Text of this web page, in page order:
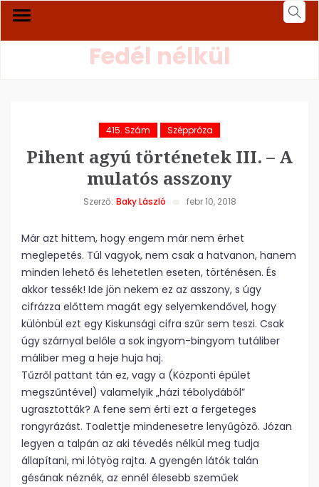
Fedél nélkül
415. Szám Széppróza
Pihent agyú történetek III. – A
mulatós asszony
Szerző: Baky László febr 10, 2018
Már azt hittem, hogy engem már nem érhet
meglepetés. Túl vagyok, nem csak a hatvanon, hanem
minden lehető és lehetetlen eseten, történésen. És
akkor tessék! Ide jön nekem ez az asszony, s úgy
cifrázza előttem magát egy selyemkendővel, hogy
különbül ezt egy Kiskunsági cifra szűr sem teszi. Csak
úgy szárnyal belőle a sok ingyom-bingyom tutáliber
máliber meg a heje huja haj.
Tűzről pattant tán ez, vagy a (Központi épület
megszűntével) valamelyik „házi tébolydából”
ugrasztották? A fene sem érti ezt a fergeteges
rongyrázást. Toalettje mindenesetre lenyűgöző. Józan
legyen a talpán az aki tévedés nélkül meg tudja
állapítani, mi lötyög rajta. A gyengén látók talán
gésának néznék, az ennél élesebb szeműek